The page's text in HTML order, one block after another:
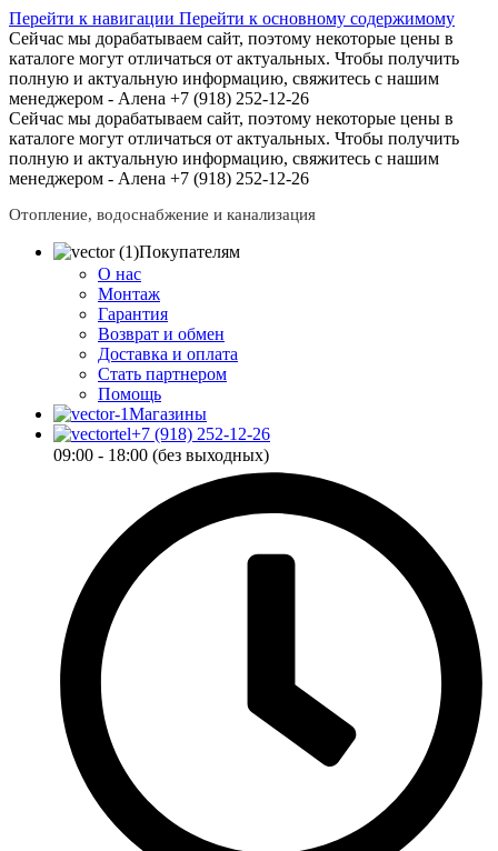
Перейти к навигации Перейти к основному содержимому
Сейчас мы дорабатываем сайт, поэтому некоторые цены в
каталоге могут отличаться от актуальных. Чтобы получить
полную и актуальную информацию, свяжитесь с нашим
менеджером - Алена +7 (918) 252-12-26
Сейчас мы дорабатываем сайт, поэтому некоторые цены в
каталоге могут отличаться от актуальных. Чтобы получить
полную и актуальную информацию, свяжитесь с нашим
менеджером - Алена +7 (918) 252-12-26
Отопление, водоснабжение и канализация
Покупателям
О нас
Монтаж
Гарантия
Возврат и обмен
Доставка и оплата
Стать партнером
Помощь
Магазины
+7 (918) 252-12-26
09:00 - 18:00 (без выходных)